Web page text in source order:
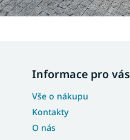
Informace pro vás
Vše o nákupu
Kontakty
O nás